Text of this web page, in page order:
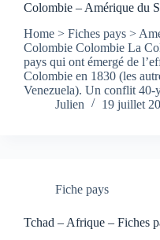
Colombie – Amérique du
Home > Fiches pays >
Colombie Colombie La
pays qui ont émergé de
Colombie en 1830 (les
Venezuela). Un conflit
Julien
19 juillet
Fiche pays
Tchad – Afrique – Fiches